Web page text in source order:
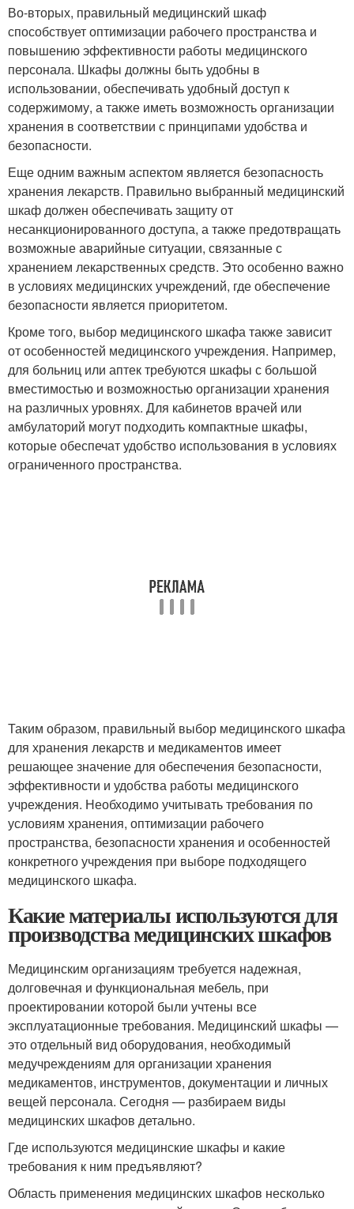
Во-вторых, правильный медицинский шкаф
способствует оптимизации рабочего пространства и
повышению эффективности работы медицинского
персонала. Шкафы должны быть удобны в
использовании, обеспечивать удобный доступ к
содержимому, а также иметь возможность организации
хранения в соответствии с принципами удобства и
безопасности.
Еще одним важным аспектом является безопасность
хранения лекарств. Правильно выбранный медицинский
шкаф должен обеспечивать защиту от
несанкционированного доступа, а также предотвращать
возможные аварийные ситуации, связанные с
хранением лекарственных средств. Это особенно важно
в условиях медицинских учреждений, где обеспечение
безопасности является приоритетом.
Кроме того, выбор медицинского шкафа также зависит
от особенностей медицинского учреждения. Например,
для больниц или аптек требуются шкафы с большой
вместимостью и возможностью организации хранения
на различных уровнях. Для кабинетов врачей или
амбулаторий могут подходить компактные шкафы,
которые обеспечат удобство использования в условиях
ограниченного пространства.
Таким образом, правильный выбор медицинского шкафа
для хранения лекарств и медикаментов имеет
решающее значение для обеспечения безопасности,
эффективности и удобства работы медицинского
учреждения. Необходимо учитывать требования по
условиям хранения, оптимизации рабочего
пространства, безопасности хранения и особенностей
конкретного учреждения при выборе подходящего
медицинского шкафа.
Какие материалы используются для
производства медицинских шкафов
Медицинским организациям требуется надежная,
долговечная и функциональная мебель, при
проектировании которой были учтены все
эксплуатационные требования. Медицинский шкафы —
это отдельный вид оборудования, необходимый
медучреждениям для организации хранения
медикаментов, инструментов, документации и личных
вещей персонала. Сегодня — разбираем виды
медицинских шкафов детально.
Где используются медицинские шкафы и какие
требования к ним предъявляют?
Область применения медицинских шкафов несколько